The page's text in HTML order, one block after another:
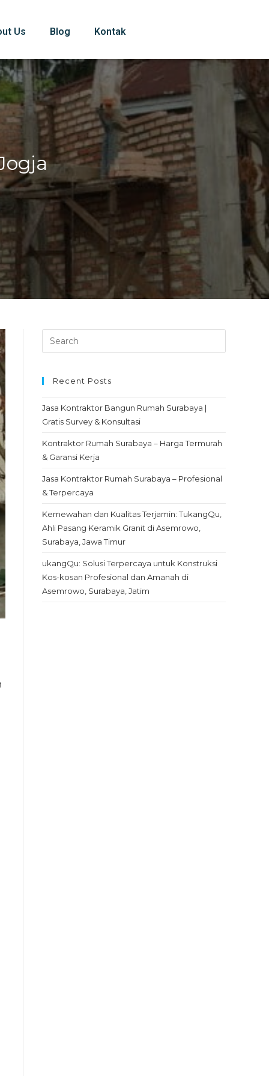
Us Blog Kontak
Recent Posts
Jasa Kontraktor Bangun Rumah Surabaya |
Gratis Survey & Konsultasi
Kontraktor Rumah Surabaya – Harga Termurah
& Garansi Kerja
Jasa Kontraktor Rumah Surabaya – Profesional
& Terpercaya
Kemewahan dan Kualitas Terjamin: TukangQu,
Ahli Pasang Keramik Granit di Asemrowo,
Surabaya, Jawa Timur
ukangQu: Solusi Terpercaya untuk Konstruksi
Kos-kosan Profesional dan Amanah di
Asemrowo, Surabaya, Jatim